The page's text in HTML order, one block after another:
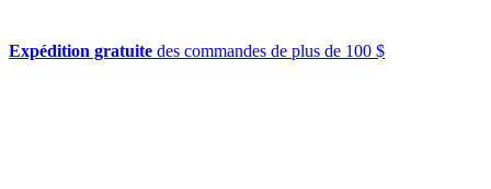
Expédition gratuite des commandes de plus de 100 $